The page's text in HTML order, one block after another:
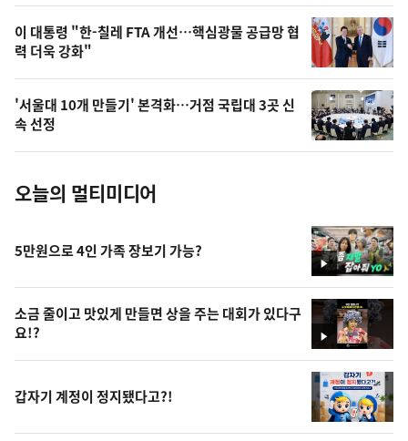
오
늘
의
사
진
이 대통령 "한-칠레 FTA 개선…핵심광물 공급망 협
력 더욱 강화"
'서울대 10개 만들기' 본격화…거점 국립대 3곳 신
속 선정
오늘의 멀티미디어
영
상
5만원으로 4인 가족 장보기 가능?
영
상
소금 줄이고 맛있게 만들면 상을 주는 대회가 있다구
요!?
갑자기 계정이 정지됐다고?!